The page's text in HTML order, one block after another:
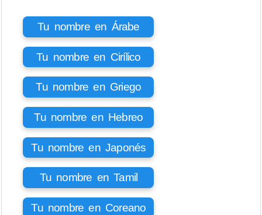
Tu nombre en Árabe
Tu nombre en Cirílico
Tu nombre en Griego
Tu nombre en Hebreo
Tu nombre en Japonés
Tu nombre en Tamil
Tu nombre en Coreano